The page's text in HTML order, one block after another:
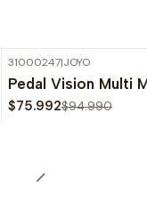
OFF
31000247|JOYO
Pedal Vision Multi
$75.992$94.990